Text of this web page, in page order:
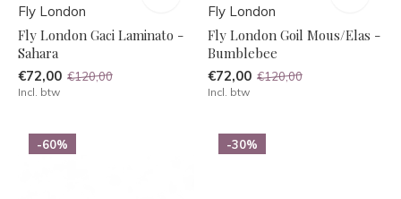
Fly London
Fly London Gaci Laminato -
Sahara
€72,00 €120,00
Incl. btw
Fly London
Fly London Goil Mous/Elas -
Bumblebee
€72,00 €120,00
Incl. btw
-60% -30%